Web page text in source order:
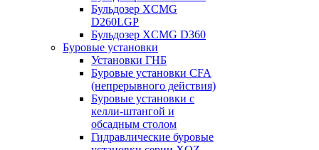
Бульдозер XCMG
D260LGP
Бульдозер XCMG D360
Буровые установки
Установки ГНБ
Буровые установки CFA
(непрерывного действия)
Буровые установки с
келли-штангой и
обсадным столом
Гидравлические буровые